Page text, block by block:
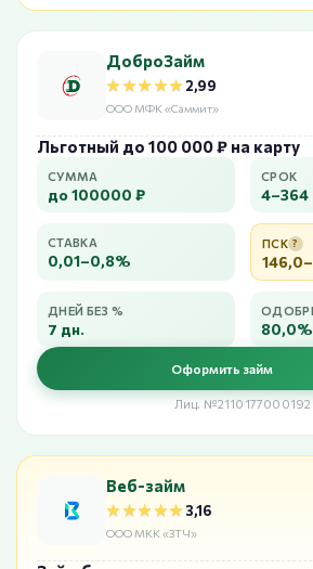
ДоброЗайм
★★★★★
★★★★★2,99
ООО МФК «Саммит»
Льготный до 100 000 ₽ на карту
СУММА
до 100000 ₽
СРОК
4–364
СТАВКА
0,01–0,8%
ПСК ?
ДНЕЙ БЕЗ %
7 дн. 80,0%
Оформить займ
Лиц. №2110177000192
Веб-займ
★★★★★
★★★★★3,16
ООО МКК «ЗТЧ»